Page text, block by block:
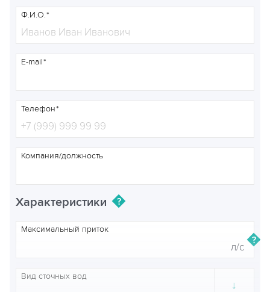
Ф.И.О.
E-mail
Телефон
Компания/должность
Характеристики
Максимальный приток
л/с
↓
Вид сточных вод